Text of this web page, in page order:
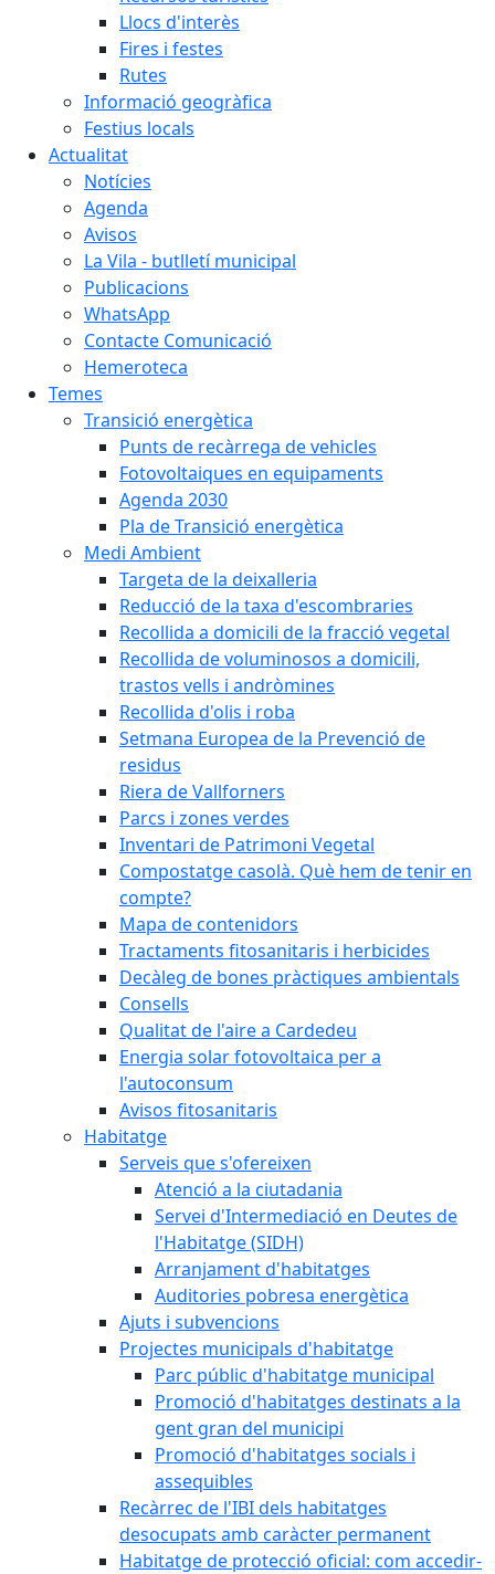
Llocs d'interès
Fires i festes
Rutes
Informació geogràfica
Festius locals
Actualitat
Notícies
Agenda
Avisos
La Vila - butlletí municipal
Publicacions
WhatsApp
Contacte Comunicació
Hemeroteca
Temes
Transició energètica
Punts de recàrrega de vehicles
Fotovoltaiques en equipaments
Agenda 2030
Pla de Transició energètica
Medi Ambient
Targeta de la deixalleria
Reducció de la taxa d'escombraries
Recollida a domicili de la fracció vegetal
Recollida de voluminosos a domicili,
trastos vells i andròmines
Recollida d'olis i roba
Setmana Europea de la Prevenció de
residus
Riera de Vallforners
Parcs i zones verdes
Inventari de Patrimoni Vegetal
Compostatge casolà. Què hem de tenir en
compte?
Mapa de contenidors
Tractaments fitosanitaris i herbicides
Decàleg de bones pràctiques ambientals
Consells
Qualitat de l'aire a Cardedeu
Energia solar fotovoltaica per a
l'autoconsum
Avisos fitosanitaris
Habitatge
Serveis que s'ofereixen
Atenció a la ciutadania
Servei d'Intermediació en Deutes de
l'Habitatge (SIDH)
Arranjament d'habitatges
Auditories pobresa energètica
Ajuts i subvencions
Projectes municipals d'habitatge
Parc públic d'habitatge municipal
Promoció d'habitatges destinats a la
gent gran del municipi
Promoció d'habitatges socials i
assequibles
Recàrrec de l'IBI dels habitatges
desocupats amb caràcter permanent
Habitatge de protecció oficial: com accedir-